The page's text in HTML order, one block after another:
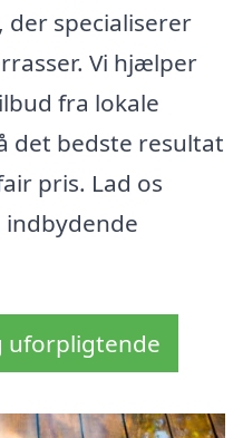
specialiserer
Vi hjælper
fra lokale
det bedste resultat
pris. Lad os
uforpligtende